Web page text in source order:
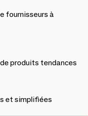
fournisseurs à
produits tendances
et simplifiées